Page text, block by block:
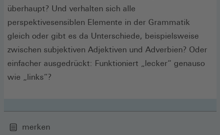
überhaupt? Und verhalten sich alle
perspektivesensiblen Elemente in der Grammatik
gleich oder gibt es da Unterschiede, beispielsweise
zwischen subjektiven Adjektiven und Adverbien? Oder
einfacher ausgedrückt: Funktioniert „lecker“ genauso
wie „links“?
merken